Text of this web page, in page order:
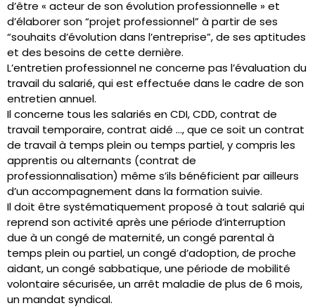
d’être « acteur de son évolution professionnelle » et
d’élaborer son “projet professionnel” à partir de ses
“souhaits d’évolution dans l’entreprise”, de ses aptitudes
et des besoins de cette dernière.
L’entretien professionnel ne concerne pas l’évaluation du
travail du salarié, qui est effectuée dans le cadre de son
entretien annuel.
Il concerne tous les salariés en CDI, CDD, contrat de
travail temporaire, contrat aidé …, que ce soit un contrat
de travail à temps plein ou temps partiel, y compris les
apprentis ou alternants (contrat de
professionnalisation) même s’ils bénéficient par ailleurs
d’un accompagnement dans la formation suivie.
Il doit être systématiquement proposé à tout salarié qui
reprend son activité après une période d’interruption
due à un congé de maternité, un congé parental à
temps plein ou partiel, un congé d’adoption, de proche
aidant, un congé sabbatique, une période de mobilité
volontaire sécurisée, un arrêt maladie de plus de 6 mois,
un mandat syndical.